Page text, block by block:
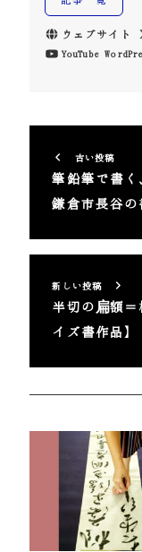
ウェブサイト
YouTube
古い投稿
筆鉛筆で書く
鎌倉市長谷の
新しい投稿
半切の扁額
イズ書作品】